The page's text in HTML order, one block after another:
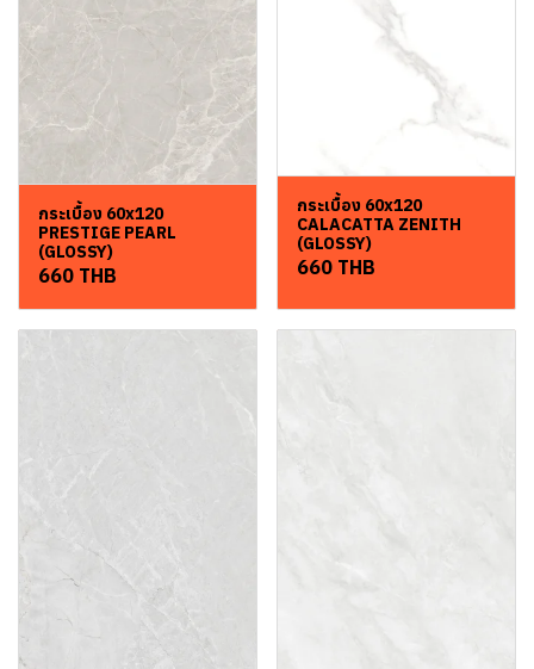
กระเบื้อง 60x120
PRESTIGE PEARL
(GLOSSY)
660 THB
กระเบื้อง 60x120
CALACATTA ZENITH
(GLOSSY)
660 THB